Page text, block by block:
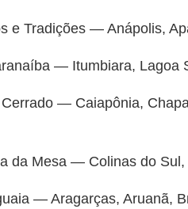
e Tradições — Anápolis,
— Itumbiara, Lagoa
— Caiapônia,
da Mesa — Colinas do
— Aragarças, Aruanã,